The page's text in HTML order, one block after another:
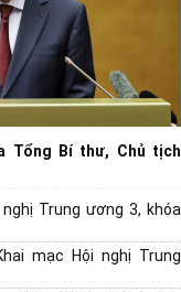
Tổng Bí thư, Chủ tịch
Trung ương 3, khóa
mạc Hội nghị Trung